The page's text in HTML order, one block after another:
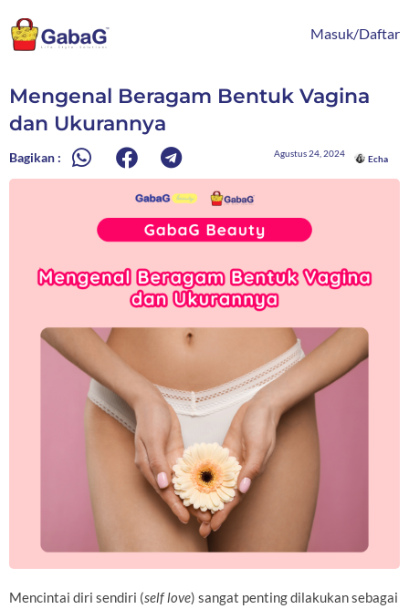
ke
konten
Masuk/Daftar
Mengenal Beragam Bentuk Vagina
dan Ukurannya
Bagikan : Agustus 24, 2024
Echa
Mencintai diri sendiri (self love) sangat penting dilakukan sebagai